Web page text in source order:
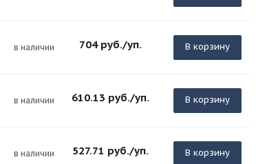
в наличии 704руб./уп. В корзину
в наличии 610.13 руб./уп. В корзину
в наличии 527.71 руб./уп. В корзину